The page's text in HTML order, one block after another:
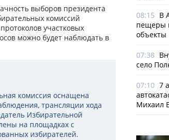
выборов президента
комиссий
участковых
можно будет наблюдать в
комиссия оснащена
трансляции хода
Избирательной
на площадках с
избирателей.
08:15 В
пещеры
объекты
07:38
село
07:10 7
Михаил